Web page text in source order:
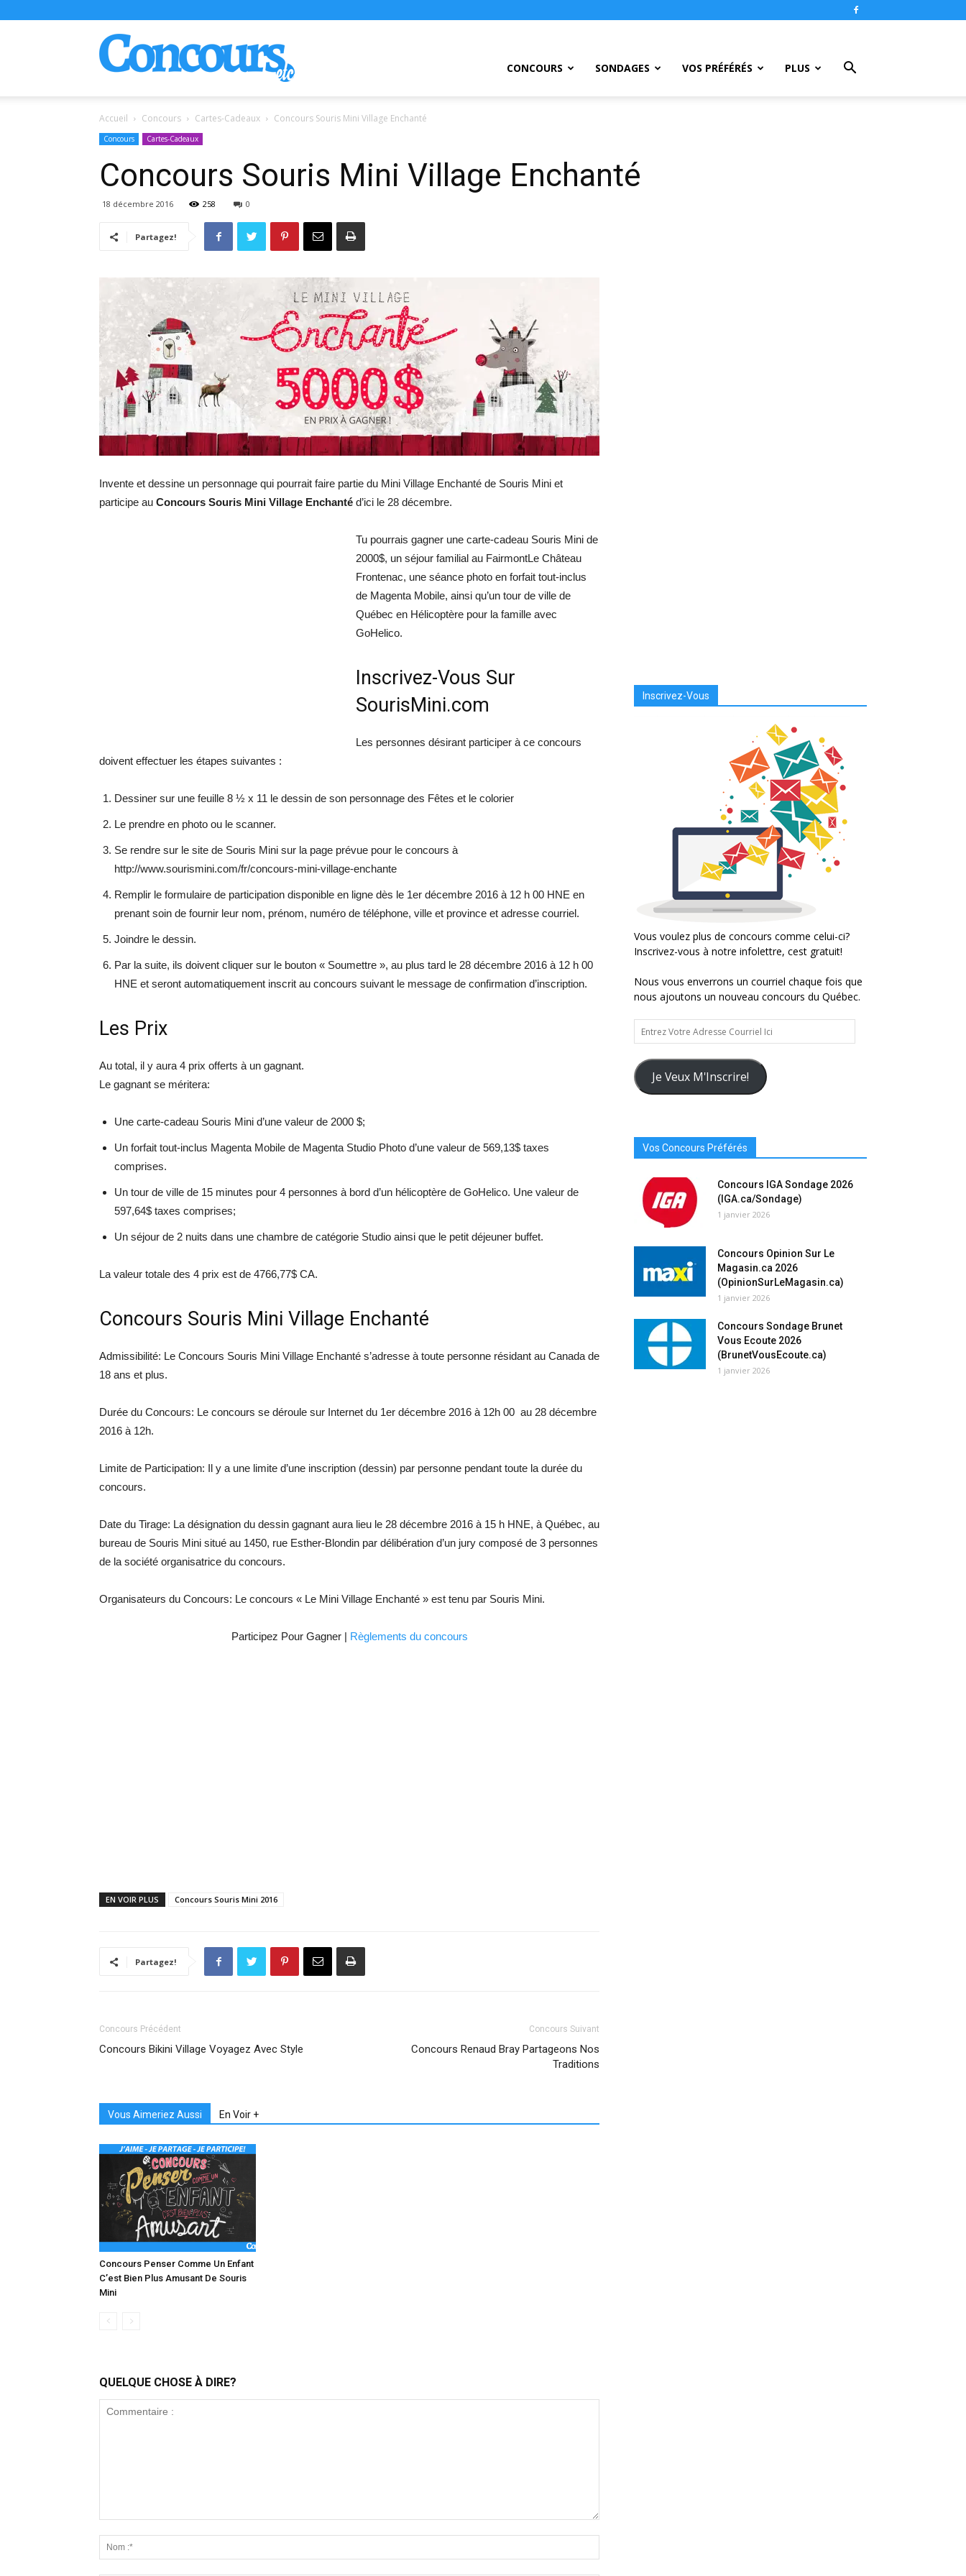
CONCOURS SONDAGES VOS PRÉFÉRÉS PLUS
Accueil Concours Cartes-Cadeaux Concours Souris Mini Village Enchanté
Concours Cartes-Cadeaux
Concours Souris Mini Village Enchanté
18 décembre 2016 258 0
Partagez!
Invente et dessine un personnage qui pourrait faire partie du Mini Village Enchanté de Souris Mini et
participe au Concours Souris Mini Village Enchanté d’ici le 28 décembre.
Tu pourrais gagner une carte-cadeau Souris Mini de
2000$, un séjour familial au FairmontLe Château
Frontenac, une séance photo en forfait tout-inclus
de Magenta Mobile, ainsi qu’un tour de ville de
Québec en Hélicoptère pour la famille avec
GoHelico.
Inscrivez-Vous Sur
SourisMini.com
Les personnes désirant participer à ce concours
doivent effectuer les étapes suivantes :
Dessiner sur une feuille 8 ½ x 11 le dessin de son personnage des Fêtes et le colorier
Le prendre en photo ou le scanner.
Se rendre sur le site de Souris Mini sur la page prévue pour le concours à
http://www.sourismini.com/fr/concours-mini-village-enchante
Remplir le formulaire de participation disponible en ligne dès le 1er décembre 2016 à 12 h 00 HNE en
prenant soin de fournir leur nom, prénom, numéro de téléphone, ville et province et adresse courriel.
Joindre le dessin.
Par la suite, ils doivent cliquer sur le bouton « Soumettre », au plus tard le 28 décembre 2016 à 12 h 00
HNE et seront automatiquement inscrit au concours suivant le message de confirmation d’inscription.
Les Prix
Au total, il y aura 4 prix offerts à un gagnant.
Le gagnant se méritera:
Une carte-cadeau Souris Mini d’une valeur de 2000 $;
Un forfait tout-inclus Magenta Mobile de Magenta Studio Photo d’une valeur de 569,13$ taxes
comprises.
Un tour de ville de 15 minutes pour 4 personnes à bord d’un hélicoptère de GoHelico. Une valeur de
597,64$ taxes comprises;
Un séjour de 2 nuits dans une chambre de catégorie Studio ainsi que le petit déjeuner buffet.
La valeur totale des 4 prix est de 4766,77$ CA.
Concours Souris Mini Village Enchanté
Admissibilité: Le Concours Souris Mini Village Enchanté s’adresse à toute personne résidant au Canada de
18 ans et plus.
Durée du Concours: Le concours se déroule sur Internet du 1er décembre 2016 à 12h 00 au 28 décembre
2016 à 12h.
Limite de Participation: Il y a une limite d’une inscription (dessin) par personne pendant toute la durée du
concours.
Date du Tirage: La désignation du dessin gagnant aura lieu le 28 décembre 2016 à 15 h HNE, à Québec, au
bureau de Souris Mini situé au 1450, rue Esther-Blondin par délibération d’un jury composé de 3 personnes
de la société organisatrice du concours.
Organisateurs du Concours: Le concours « Le Mini Village Enchanté » est tenu par Souris Mini.
Participez Pour Gagner | Règlements du concours
EN VOIR PLUS Concours Souris Mini 2016
Partagez!
Concours Précédent
Concours Bikini Village Voyagez Avec Style
Concours Suivant
Concours Renaud Bray Partageons Nos
Traditions
Vous Aimeriez Aussi En Voir +
Concours Penser Comme Un Enfant
C’est Bien Plus Amusant De Souris
Mini
QUELQUE CHOSE À DIRE?
Inscrivez-Vous
Vous voulez plus de concours comme celui-ci?
Inscrivez-vous à notre infolettre, cest gratuit!
Nous vous enverrons un courriel chaque fois que
nous ajoutons un nouveau concours du Québec.
Entrez
Votre
Adresse
Courriel
Ici
Je Veux M'Inscrire!
Vos Concours Préférés
Concours IGA Sondage 2026
(IGA.ca/Sondage)
1 janvier 2026
Concours Opinion Sur Le
Magasin.ca 2026
(OpinionSurLeMagasin.ca)
1 janvier 2026
Concours Sondage Brunet
Vous Ecoute 2026
(BrunetVousEcoute.ca)
1 janvier 2026